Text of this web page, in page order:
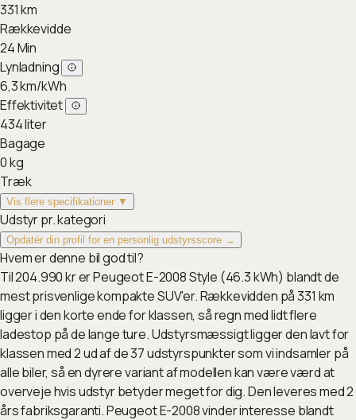
331km
Rækkevidde
24Min
Lynladning
6,3km/kWh
Effektivitet
434liter
Bagage
0kg
Træk
Vis flere specifikationer ▼
Udstyr pr. kategori
Opdatér din profil for en personlig udstyrsscore →
Hvem er denne bil god til?
Til 204.990 kr er Peugeot E-2008 Style (46.3 kWh) blandt de
mest prisvenlige kompakte SUV'er. Rækkevidden på 331 km
ligger i den korte ende for klassen, så regn med lidt flere
ladestop på de lange ture. Udstyrsmæssigt ligger den lavt for
klassen med 2 ud af de 37 udstyrspunkter som vi indsamler på
alle biler, så en dyrere variant af modellen kan være værd at
overveje hvis udstyr betyder meget for dig. Den leveres med 2
års fabriksgaranti. Peugeot E-2008 vinder interesse blandt